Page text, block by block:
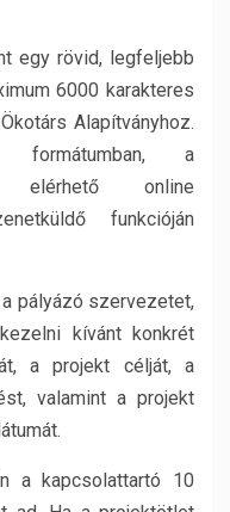
egy rövid, legfeljebb
6000 karakteres
Alapítványhoz.
formátumban, a
elérhető online
funkcióján
pályázó szervezetet,
kívánt konkrét
a projekt célját, a
valamint a projekt
a kapcsolattartó 10